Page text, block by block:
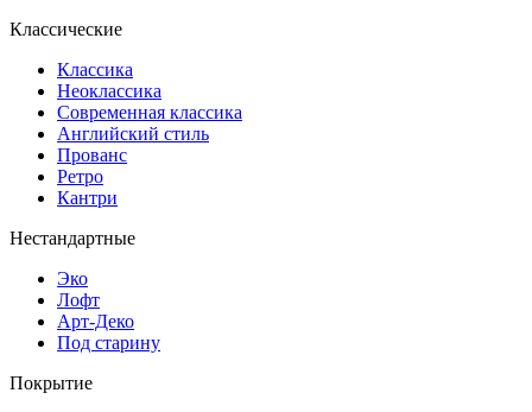
Классические
Классика
Неоклассика
Современная классика
Английский стиль
Прованс
Ретро
Кантри
Нестандартные
Эко
Лофт
Арт-Деко
Под старину
Покрытие